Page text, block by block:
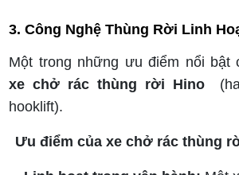
3. Công Nghệ Thùng Rời Linh
Một trong những ưu điểm nổi bật
xe chở rác thùng rời Hino
hooklift).
Ưu điểm của xe chở rác thùng